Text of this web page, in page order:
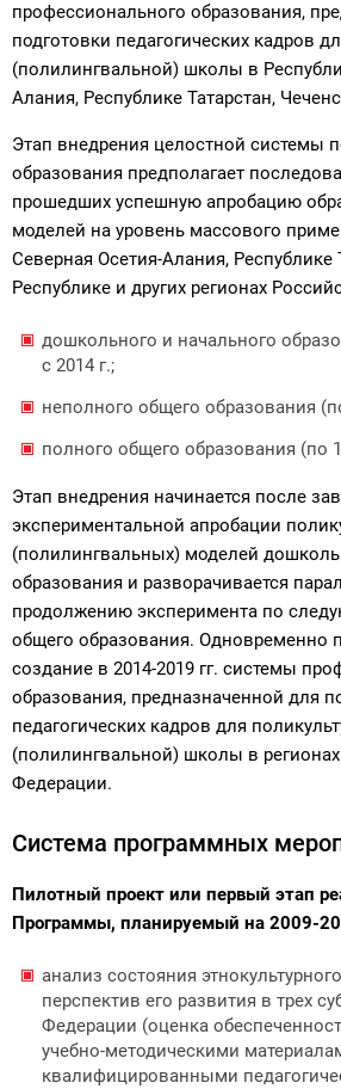
профессионального образования,
подготовки педагогических кадров
(полилингвальной) школы в
Алания, Республике Татарстан,
Этап внедрения целостной системы
образования предполагает
прошедших успешную апробацию
моделей на уровень массового
Северная Осетия-Алания, Республике
Республике и других регионах
дошкольного и начального
с 2014 г.;
неполного общего образования
полного общего образования (по
Этап внедрения начинается после
экспериментальной апробации
(полилингвальных) моделей
образования и разворачивается
продолжению эксперимента по
общего образования. Одновременно
создание в 2014-2019 гг. системы
образования, предназначенной для
педагогических кадров для
(полилингвальной) школы в
Федерации.
Система программных
Пилотный проект или первый этап
Программы, планируемый на 2009-
анализ состояния
перспектив его развития в трех
Федерации (оценка
учебно-методическими
квалифицированными